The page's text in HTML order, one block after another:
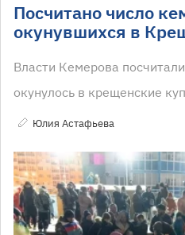
Посчитано число
окунувшихся в
Власти Кемерова
окунулось в крещенские
Юлия Астафьева